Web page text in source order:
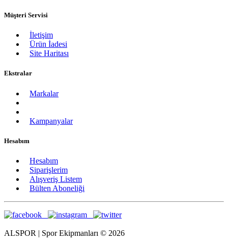
Müşteri Servisi
İletişim
Ürün İadesi
Site Haritası
Ekstralar
Markalar
Kampanyalar
Hesabım
Hesabım
Siparişlerim
Alışveriş Listem
Bülten Aboneliği
ALSPOR | Spor Ekipmanları © 2026